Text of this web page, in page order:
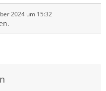
2024 um 15:32